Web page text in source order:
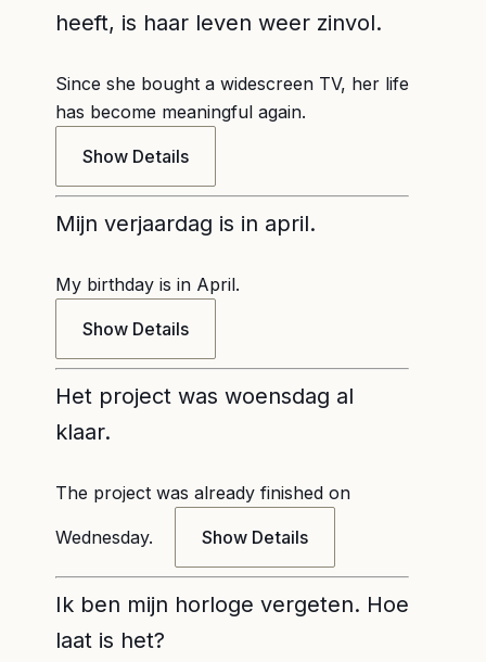
heeft, is haar leven weer zinvol.
Since she bought a widescreen TV, her life
has become meaningful again.
Show Details
Mijn verjaardag is in april.
My birthday is in April.
Show Details
Het project was woensdag al
klaar.
The project was already finished on
Wednesday. Show Details
Ik ben mijn horloge vergeten. Hoe
laat is het?